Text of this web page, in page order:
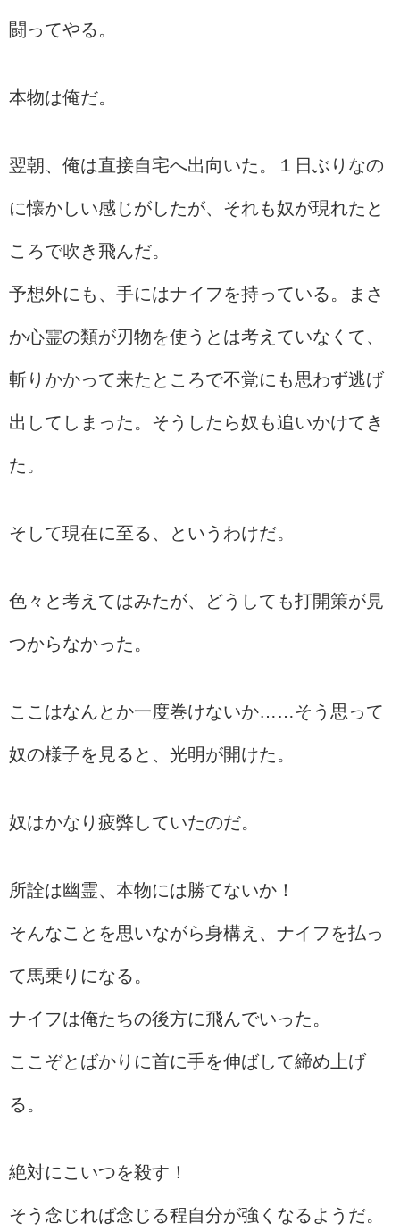
闘ってやる。
本物は俺だ。
翌朝、俺は直接自宅へ出向いた。１日ぶりなの
に懐かしい感じがしたが、それも奴が現れたと
ころで吹き飛んだ。
予想外にも、手にはナイフを持っている。まさ
か心霊の類が刃物を使うとは考えていなくて、
斬りかかって来たところで不覚にも思わず逃げ
出してしまった。そうしたら奴も追いかけてき
た。
そして現在に至る、というわけだ。
色々と考えてはみたが、どうしても打開策が見
つからなかった。
ここはなんとか一度巻けないか……そう思って
奴の様子を見ると、光明が開けた。
奴はかなり疲弊していたのだ。
所詮は幽霊、本物には勝てないか！
そんなことを思いながら身構え、ナイフを払っ
て馬乗りになる。
ナイフは俺たちの後方に飛んでいった。
ここぞとばかりに首に手を伸ばして締め上げ
る。
絶対にこいつを殺す！
そう念じれば念じる程自分が強くなるようだ。